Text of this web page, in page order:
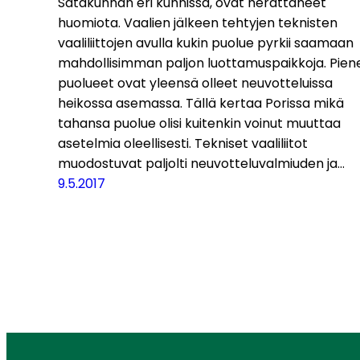
huomiota. Vaalien jälkeen tehtyjen teknisten
vaaliliittojen avulla kukin puolue pyrkii saamaan
mahdollisimman paljon luottamuspaikkoja.
puolueet ovat yleensä olleet neuvotteluissa
heikossa asemassa. Tällä kertaa Porissa mikä
tahansa puolue olisi kuitenkin voinut muuttaa
asetelmia oleellisesti. Tekniset vaaliliitot
muodostuvat paljolti neuvotteluvalmiuden ja…
9.5.2017